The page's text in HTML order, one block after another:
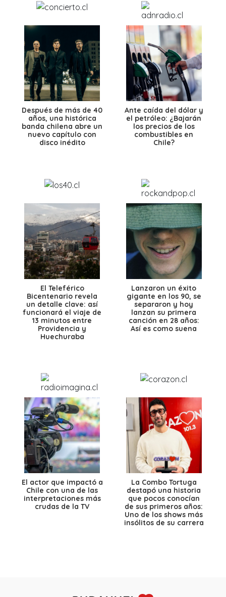
Después de más de 40
años, una histórica
banda chilena abre un
nuevo capítulo con
disco inédito
Ante caída del dólar y
el petróleo: ¿Bajarán
los precios de los
combustibles en
Chile?
El Teleférico
Bicentenario revela
un detalle clave: así
funcionará el viaje de
13 minutos entre
Providencia y
Huechuraba
Lanzaron un éxito
gigante en los 90, se
separaron y hoy
lanzan su primera
canción en 28 años:
Así es como suena
El actor que impactó a
Chile con una de las
interpretaciones más
crudas de la TV
La Combo Tortuga
destapó una historia
que pocos conocían
de sus primeros años:
Uno de los shows más
insólitos de su carrera